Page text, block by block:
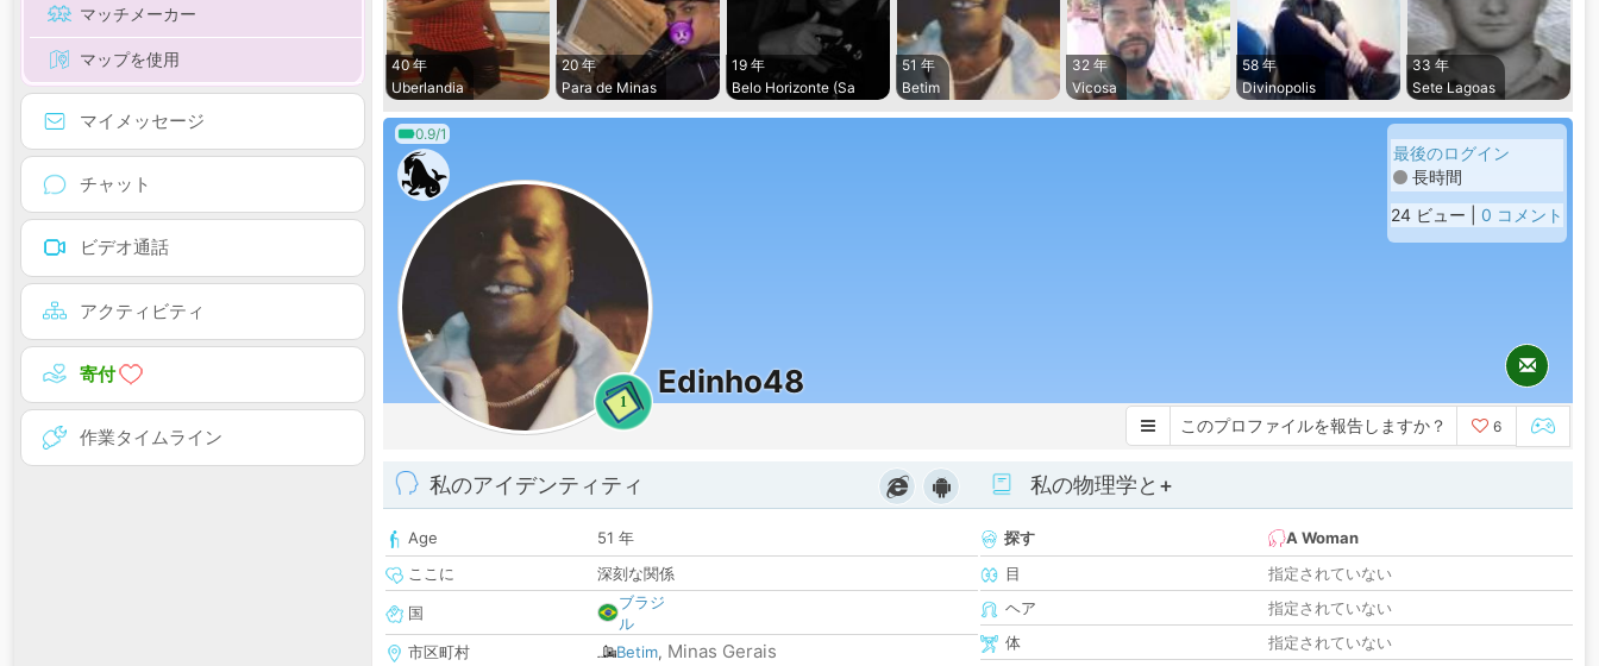
マッチメーカー
マップを使用
マイメッセージ
チャット
ビデオ通話
アクティビティ
寄付
作業タイムライン
40 年
Uberlandia
20 年
Para de Minas
19 年
Belo Horizonte (Sa
51 年
Betim
32 年
Vicosa
58 年
Divinopolis
33 年
Sete Lagoas
0.9/1
1
Edinho48
最後のログイン
長時間
24 ビュー | 0 コメント
このプロファイルを報告しますか？ 6
私のアイデンティティ
Age
51 年
ここに
深刻な関係
国
ブラジ
ル
市区町村
Betim, Minas Gerais
私の物理学と+
探す
A Woman
目
指定されていない
ヘア
指定されていない
体
指定されていない